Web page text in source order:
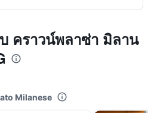
คราวน์พลาซ่า มิลาน
Milanese